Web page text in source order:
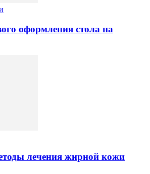
оформления стола на
лечения жирной кожи